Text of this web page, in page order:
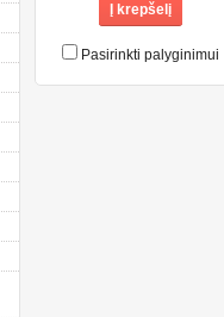
Į krepšelį
Pasirinkti palyginimui